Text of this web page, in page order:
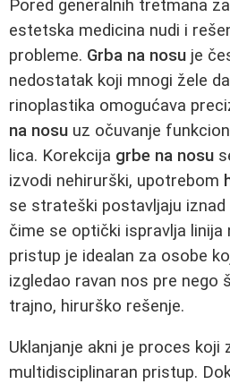
Pored generalnih tretmana
estetska medicina nudi i
probleme. Grba na nosu je
nedostatak koji mnogi žele
rinoplastika omogućava
na nosu uz očuvanje
lica. Korekcija grbe na nosu
izvodi nehirurški, upotrebom
se strateški postavljaju iznad
čime se optički ispravlja linija
pristup je idealan za osobe
izgledao ravan nos pre nego
trajno, hirurško rešenje.
Uklanjanje akni je proces koji
multidisciplinaran pristup.